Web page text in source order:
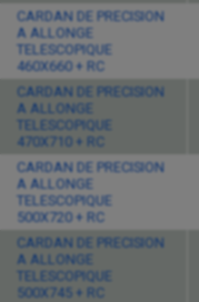
CARDAN DE PRECISION
A ALLONGE
TELESCOPIQUE
460X660 + RC
CARDAN DE PRECISION
A ALLONGE
TELESCOPIQUE
470X710 + RC
CARDAN DE PRECISION
A ALLONGE
TELESCOPIQUE
500X720 + RC
CARDAN DE PRECISION
A ALLONGE
TELESCOPIQUE
500X745 + RC